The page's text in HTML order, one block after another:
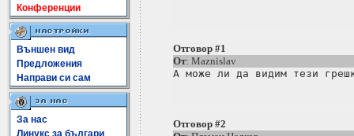
Конференции
Външен вид
Предложения
Направи си сам
За нас
Линукс за българи
Отговор #1
От: Maznislav
Отговор #2